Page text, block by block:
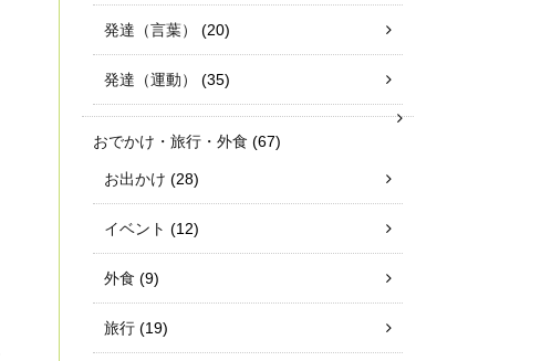
発達（言葉） (20)
発達（運動） (35)
おでかけ・旅行・外食 (67)
お出かけ (28)
イベント (12)
外食 (9)
旅行 (19)